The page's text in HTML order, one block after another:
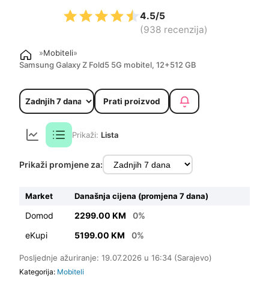
4.5/5
(938 recenzija)
»Mobiteli»
Samsung Galaxy Z Fold5 5G mobitel, 12+512 GB
Prati proizvod
Prikaži: Lista
Prikaži promjene za:
Market Današnja cijena (promjena 7 dana)
Domod 2299.00 KM
0%
eKupi
5199.00 KM 0%
Posljednje ažuriranje: 19.07.2026 u 16:34 (Sarajevo)
Kategorija: Mobiteli